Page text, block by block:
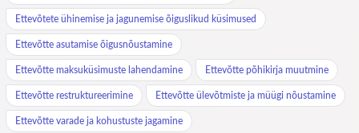
Ettevõtete ühinemise ja jagunemise õiguslikud küsimused
Ettevõtte asutamise õigusnõustamine
Ettevõtte maksuküsimuste lahendamine Ettevõtte põhikirja muutmine
Ettevõtte restruktureerimine Ettevõtte ülevõtmiste ja müügi nõustamine
Ettevõtte varade ja kohustuste jagamine